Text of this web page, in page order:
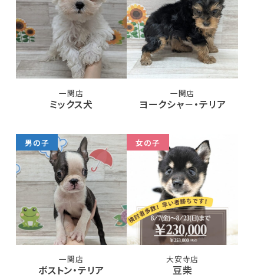
一関店
ミックス犬
一関店
ヨークシャ－・テリア
男の子
一関店
ボストン・テリア
女の子
大安寺店
豆柴